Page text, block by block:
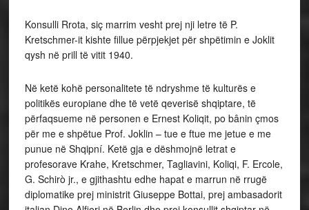
Konsulli Rrota, siç marrim vesht prej nji letre të P.
Kretschmer-it kishte fillue përpjekjet për shpëtimin e Joklit
qysh në prill të vitit 1940.
Në ketë kohë personalitete të ndryshme të kulturës e
politikës europiane dhe të vetë qeverisë shqiptare, të
përfaqsueme në personen e Ernest Koliqit, po bânin çmos
për me e shpëtue Prof. Joklin – tue e ftue me jetue e me
punue në Shqipní. Ketë gja e dëshmojnë letrat e
profesorave Krahe, Kretschmer, Tagliavini, Koliqi, F. Ercole,
G. Schirò jr., e gjithashtu edhe hapat e marrun në rrugë
diplomatike prej ministrit Giuseppe Bottai, prej ambasadorit